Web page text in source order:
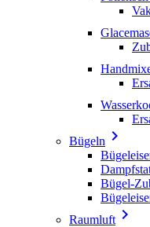
Bügeln 
Bügel-
Raumluft 